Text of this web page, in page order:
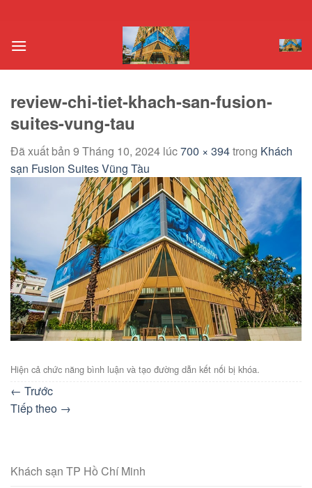
nội
review-chi-tiet-khach-san-fusion-
suites-vung-tau
Đã xuất bản 9 Tháng 10, 2024 lúc700 × 394trong Khách
sạn Fusion Suites Vũng Tàu
Hiện cả chức năng bình luận và tạo đường dẫn kết nối bị khóa.
← Trước
Tiếp theo →
Khách sạn TP Hồ Chí Minh